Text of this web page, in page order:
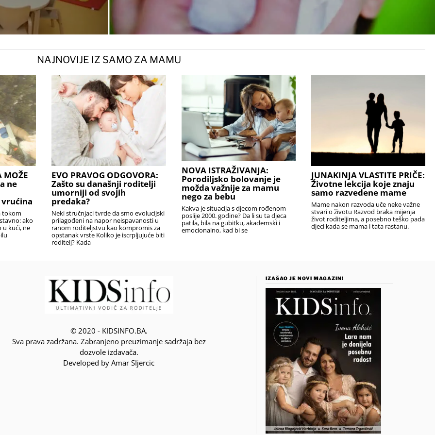
NAJNOVIJE IZ SAMO ZA MAMU
MOŽE
ne
tokom
ako
u kući, ne
EVO PRAVOG ODGOVORA:
Zašto su današnji roditelji
umorniji od svojih
predaka?
Neki stručnjaci tvrde da smo evolucijski
prilagođeni na napor neispavanosti u
ranom roditeljstvu kao kompromis za
opstanak vrste Koliko je iscrpljujuće biti
roditelj? Kada
NOVA ISTRAŽIVANJA:
Porodiljsko bolovanje je
možda važnije za mamu
nego za bebu
Kakva je situacija s djecom rođenom
poslije 2000. godine? Da li su ta djeca
patila, bila na gubitku, akademski i
emocionalno, kad bi se
JUNAKINJA VLASTITE PRIČE:
Životne lekcija koje znaju
samo razvedene mame
Mame nakon razvoda uče neke važne
stvari o životu Razvod braka mijenja
život roditeljima, a posebno teško pada
djeci kada se mama i tata rastanu.
© 2020 - KIDSINFO.BA.
Sva prava zadržana. Zabranjeno preuzimanje sadržaja bez
dozvole izdavača.
Developed by Amar SIjercic
IZAŠAO JE NOVI MAGAZIN!